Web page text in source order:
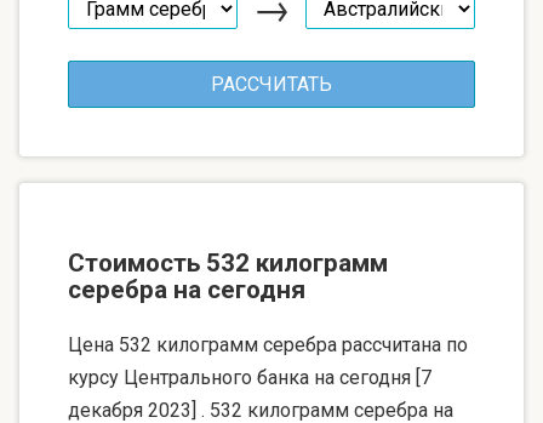
Стоимость 532 килограмм
серебра на сегодня
Цена 532 килограмм серебра рассчитана по
курсу Центрального банка на сегодня [7
декабря 2023] . 532 килограмм серебра на